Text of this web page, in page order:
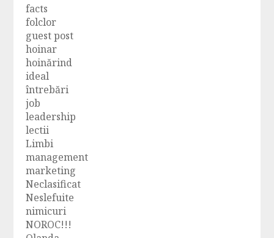
facts
folclor
guest post
hoinar
hoinărind
ideal
întrebări
job
leadership
lectii
Limbi
management
marketing
Neclasificat
Neslefuite
nimicuri
NOROC!!!